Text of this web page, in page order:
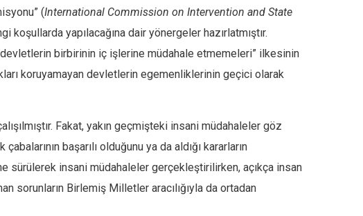
(International Commission on Intervention and State
yapılacağına dair yönergeler hazırlatmıştır.
devletlerin birbirinin iç işlerine müdahale etmemeleri” ilkesinin
koruyamayan devletlerin egemenliklerinin geçici olarak
Fakat, yakın geçmişteki insani müdahaleler göz
başarılı olduğunu ya da aldığı kararların
sürülerek insani müdahaleler gerçekleştirilirken, açıkça insan
sorunların Birlemiş Milletler aracılığıyla da ortadan